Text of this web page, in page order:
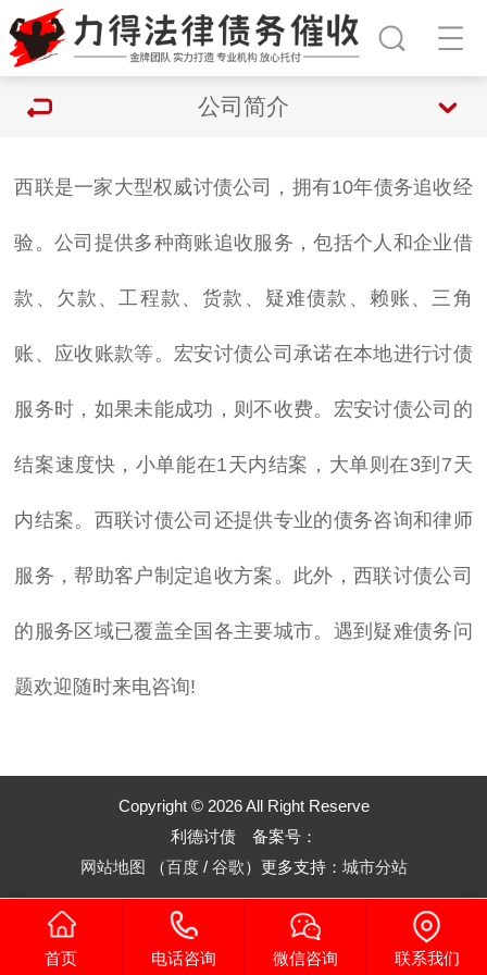
公司简介
西联是一家大型权威讨债公司，拥有10年债务追收经
验。公司提供多种商账追收服务，包括个人和企业借
款、欠款、工程款、货款、疑难债款、赖账、三角
账、应收账款等。宏安讨债公司 承诺在本地进行讨债
服务时，如果未能成功，则不收费。宏安讨债公司的
结案速度快，小单能在1天内结案，大单则在3到7天
内结案。 西联讨债公司还提供专业的债务咨询和律师
服务，帮助客户制定追收方案。此外， 西联讨债公司
的服务区域已覆盖全国各主要城市。遇到疑难债务问
题欢迎随时来电咨询!
Copyright © 2026 All Right Reserve
利德讨债 备案号：
网站地图 （百度/ 谷歌）更多支持： 城市分站
首页 电话咨询 微信咨询 联系我们